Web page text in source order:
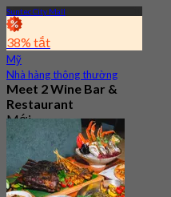
Suntec City Mall
38% tắt
Mỹ
Nhà hàng thông thường
Meet 2 Wine Bar &
Restaurant
Mới
4.7
Từ
S$ 46.33